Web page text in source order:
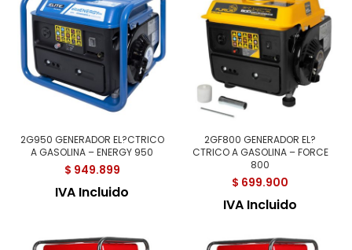
2G950 GENERADOR EL?CTRICO
A GASOLINA – ENERGY 950
$ 949.899
IVA Incluido
2GF800 GENERADOR EL?
CTRICO A GASOLINA – FORCE
800
$ 699.900
IVA Incluido